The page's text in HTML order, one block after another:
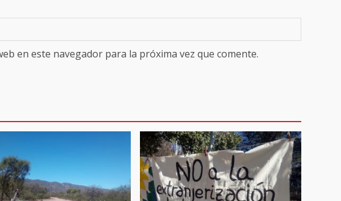
en este navegador para la próxima vez que comente.